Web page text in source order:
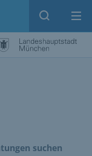
Suche
suchen